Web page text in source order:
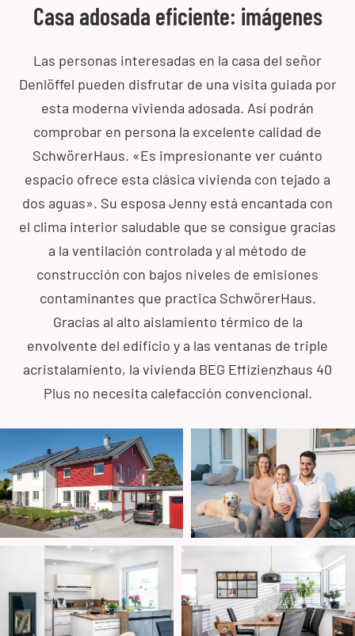
Casa adosada eficiente: imágenes
Las personas interesadas en la casa del señor
Denlöffel pueden disfrutar de una visita guiada por
esta moderna vivienda adosada. Así podrán
comprobar en persona la excelente calidad de
SchwörerHaus. «Es impresionante ver cuánto
espacio ofrece esta clásica vivienda con tejado a
dos aguas». Su esposa Jenny está encantada con
el clima interior saludable que se consigue gracias
a la ventilación controlada y al método de
construcción con bajos niveles de emisiones
contaminantes que practica SchwörerHaus.
Gracias al alto aislamiento térmico de la
envolvente del edificio y a las ventanas de triple
acristalamiento, la vivienda BEG Effizienzhaus 40
Plus no necesita calefacción convencional.